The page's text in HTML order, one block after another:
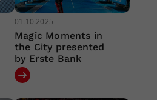
01.10.2025
Magic Moments in
the City presented
by Erste Bank